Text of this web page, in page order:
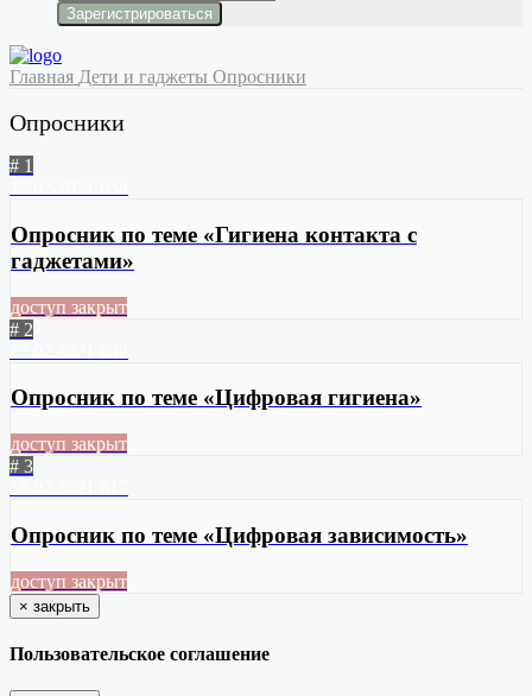
Главная Дети и гаджеты Опросники
Опросники
# 1
Опросник по теме «Гигиена контакта с
гаджетами»
доступ закрыт
# 2
Опросник по теме «Цифровая гигиена»
доступ закрыт
# 3
Опросник по теме «Цифровая зависимость»
доступ закрыт
× закрыть
Пользовательское соглашение